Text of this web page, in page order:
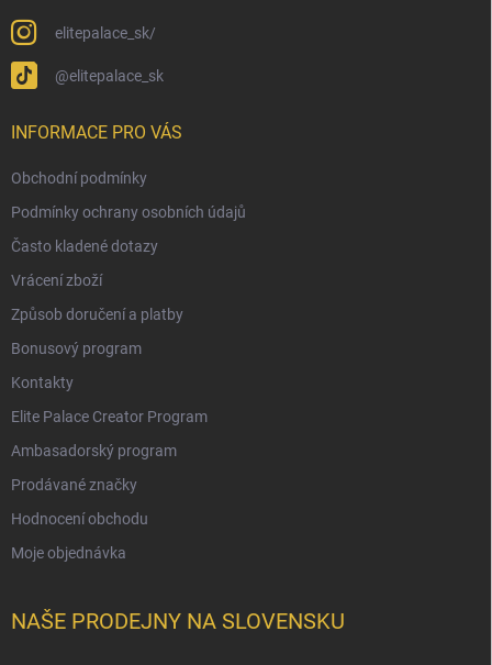
elitepalace_sk/
@elitepalace_sk
INFORMACE PRO VÁS
Obchodní podmínky
Podmínky ochrany osobních údajů
Často kladené dotazy
Vrácení zboží
Způsob doručení a platby
Bonusový program
Kontakty
Elite Palace Creator Program
Ambasadorský program
Prodávané značky
Hodnocení obchodu
Moje objednávka
NAŠE PRODEJNY NA SLOVENSKU